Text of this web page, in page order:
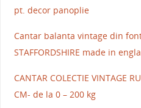
pt. decor panoplie
Cantar balanta vintage din
STAFFORDSHIRE made in
CANTAR COLECTIE VINTAGE
CM- de la 0 – 200 kg